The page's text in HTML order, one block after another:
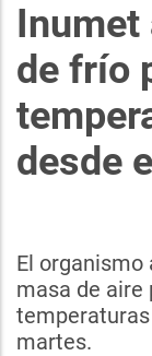
Inumet
de frío
desde
El organismo
masa de aire
martes.